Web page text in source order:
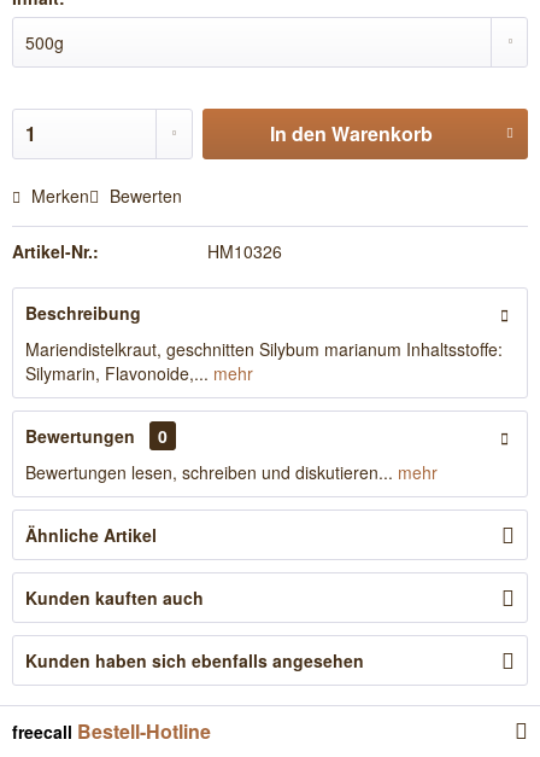
In den Warenkorb
Merken Bewerten
Artikel-Nr.: HM10326
Beschreibung
Mariendistelkraut, geschnitten Silybum marianum Inhaltsstoffe:
Silymarin, Flavonoide,... mehr
Bewertungen
0
Bewertungen lesen, schreiben und diskutieren... mehr
Ähnliche Artikel
Kunden kauften auch
Kunden haben sich ebenfalls angesehen
freecall Bestell-Hotline